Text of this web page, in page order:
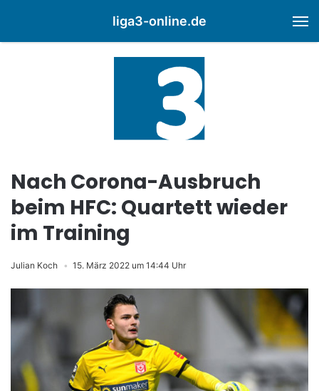
liga3-online.de
Nach Corona-Ausbruch
beim HFC: Quartett wieder
im Training
Julian Koch 15. März 2022 um 14:44 Uhr